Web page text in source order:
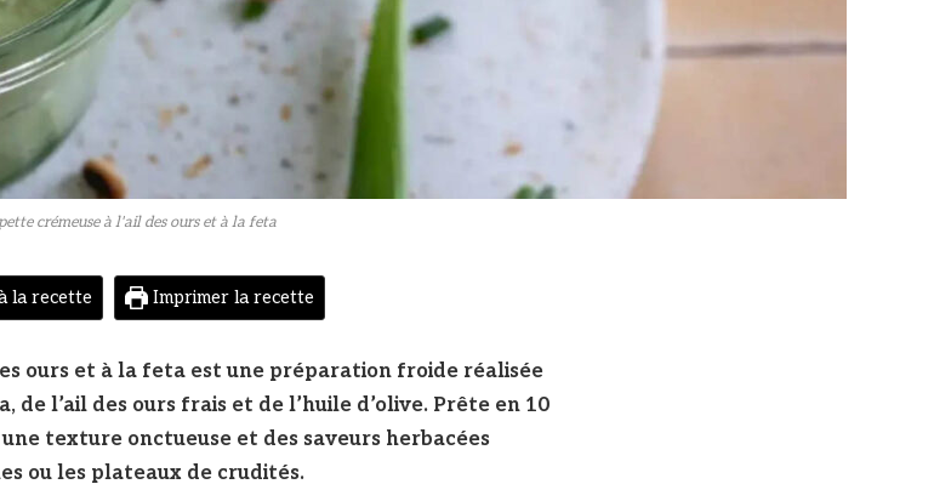
crémeuse à l'ail des ours et à la feta
la recette Imprimer la recette
ours et à la feta est une préparation froide réalisée
de l’ail des ours frais et de l’huile d’olive. Prête en 10
texture onctueuse et des saveurs herbacées
ou les plateaux de crudités.